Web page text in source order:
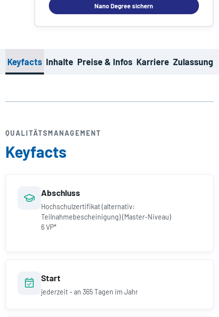
Nano Degree sichern
Keyfacts Inhalte Preise & Infos Karriere Zulassung
QUALITÄTS­MANAGEMENT
Keyfacts
Abschluss
Hochschulzertifikat (alternativ:
Teilnahmebescheinigung) (Master-Niveau)
6 VP*
Start
jederzeit – an 365 Tagen im Jahr